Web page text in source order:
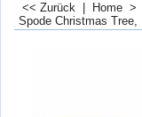
<< Zurück Home >
Spode Christmas Tree,